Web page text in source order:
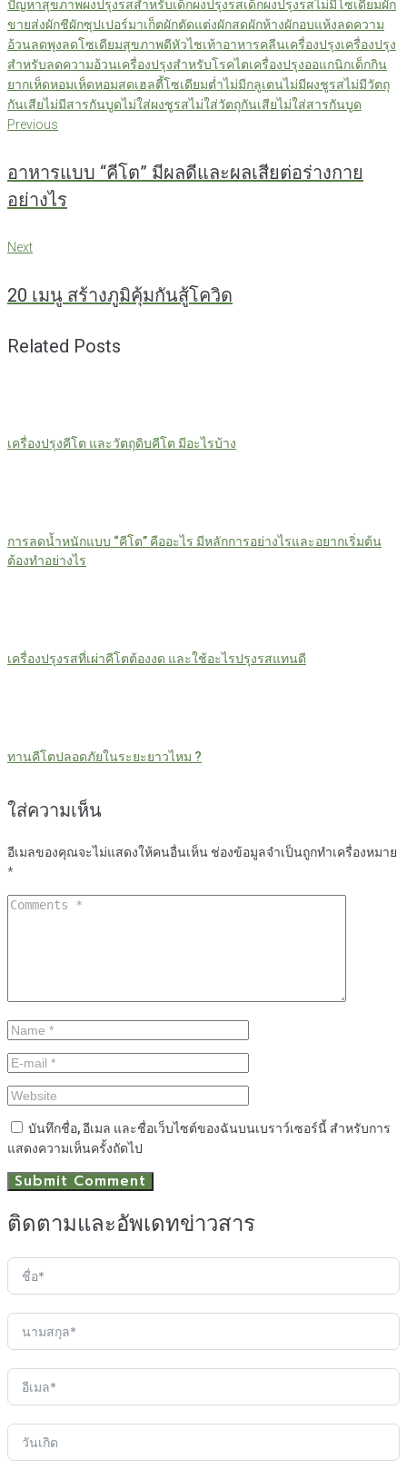
ปัญหาสุขภาพผงปรุงรสสำหรับเด็กผงปรุงรสเด็กผงปรุงรสไม่มีโซเดียมผัก
ขายส่งผักชีผักซุปเปอร์มาเก็ตผักตัดแต่งผักสดผักห้างผักอบแห้งลดความ
อ้วนลดพุงลดโซเดียมสุขภาพดีหัวไชเท้าอาหารคลีนเครื่องปรุงเครื่องปรุง
สำหรับลดความอ้วนเครื่องปรุงสำหรับโรคไตเครื่องปรุงออแกนิกเด็กกิน
ยากเห็ดหอมเห็ดหอมสดเฮลตี้โซเดียมต่ำไม่มีกลูเตนไม่มีผงชูรสไม่มีวัตถุ
กันเสียไม่มีสารกันบูดไม่ใส่ผงชูรสไม่ใส่วัตถุกันเสียไม่ใส่สารกันบูด
แนะแนว
Previous
Previous
อาหารแบบ “คีโต” มีผลดีและผลเสียต่อร่างกาย
อย่างไร
Next
Next
20 เมนู สร้างภูมิคุ้มกันสู้โควิด
Related Posts
เครื่องปรุงคีโต และวัตถุดิบคีโต มีอะไรบ้าง
การลดน้ำหนักแบบ “คีโต” คืออะไร มีหลักการอย่างไรและอยากเริ่มต้น
ต้องทำอย่างไร
เครื่องปรุงรสที่เผ่าคีโตต้องงด และใช้อะไรปรุงรสแทนดี
ทานคีโตปลอดภัยในระยะยาวไหม ?
ใส่ความเห็น
อีเมลของคุณจะไม่แสดงให้คนอื่นเห็น ช่องข้อมูลจำเป็นถูกทำเครื่องหมาย
*
บันทึกชื่อ, อีเมล และชื่อเว็บไซต์ของฉันบนเบราว์เซอร์นี้ สำหรับการ
แสดงความเห็นครั้งถัดไป
ติดตามและอัพเดทข่าวสาร